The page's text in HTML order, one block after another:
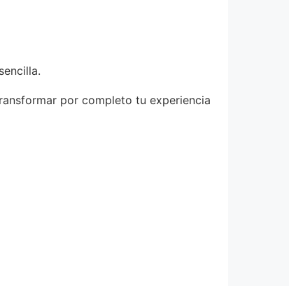
por completo tu experiencia